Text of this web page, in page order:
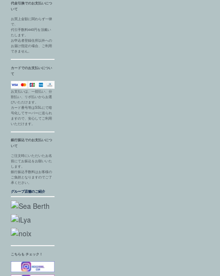
代金引換でのお支払いにつ
いて
お買上金額に関わらず一律
で、
代引手数料440円を頂戴い
たします。
お申込者登録住所以外への
お届け指定の場合、ご利用
できません。
カードでのお支払いについ
て
お支払いは、一括払い、分
割払い、リボ払いからお選
びいただけます。
カード番号等はSSLにて暗
号化してサーバーに送られ
ますので、安心してご利用
いただけます。
銀行振込でのお支払いにつ
いて
ご注文時にいただいたお名
前にてお振込をお願いいた
します。
銀行振込手数料はお客様の
ご負担となりますのでご了
承ください。
グループ店舗のご紹介
こちらも チェック！